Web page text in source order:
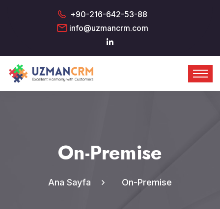
+90-216-642-53-88
info@uzmancrm.com
On-Premise
Ana Sayfa On-Premise